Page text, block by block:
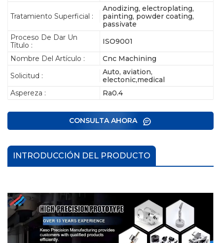
Tratamiento Superficial :
Anodizing, electroplating,
painting, powder coating,
passivate
Proceso De Dar Un
Título :
ISO9001
Nombre Del Artículo :
Cnc Machining
Solicitud :
Auto, aviation,
electonic,medical
Aspereza :
Ra0.4
CONSULTA AHORA
INTRODUCCIÓN DEL PRODUCTO